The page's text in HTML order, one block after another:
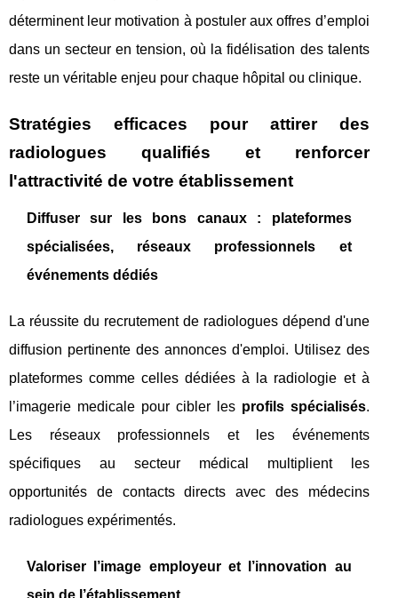
déterminent leur motivation à postuler aux offres d’emploi
dans un secteur en tension, où la fidélisation des talents
reste un véritable enjeu pour chaque hôpital ou clinique.
Stratégies efficaces pour attirer des
radiologues qualifiés et renforcer
l'attractivité de votre établissement
Diffuser sur les bons canaux : plateformes
spécialisées, réseaux professionnels et
événements dédiés
La réussite du recrutement de radiologues dépend d'une
diffusion pertinente des annonces d'emploi. Utilisez des
plateformes comme celles dédiées à la radiologie et à
l’imagerie medicale pour cibler les profils spécialisés.
Les réseaux professionnels et les événements
spécifiques au secteur médical multiplient les
opportunités de contacts directs avec des médecins
radiologues expérimentés.
Valoriser l’image employeur et l’innovation au